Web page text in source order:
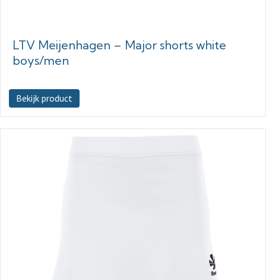
LTV Meijenhagen – Major shorts white
boys/men
Bekijk product